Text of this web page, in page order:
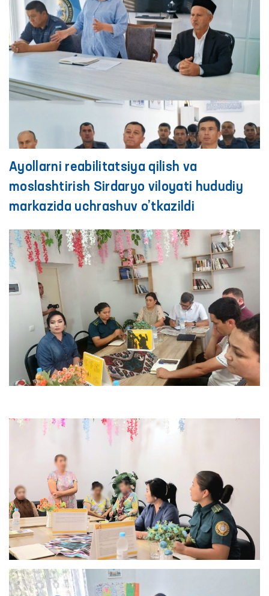
Ayollarni reabilitatsiya qilish va
moslashtirish Sirdaryo viloyati hududiy
markazida uchrashuv o’tkazildi